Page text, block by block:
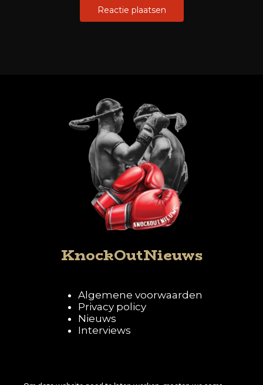
KnockOutNieuws
Algemene voorwaarden
Privacy policy
Nieuws
Interviews